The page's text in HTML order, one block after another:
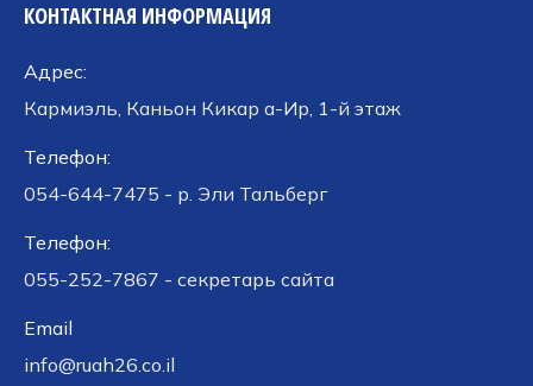
КОНТАКТНАЯ ИНФОРМАЦИЯ
Адрес:
Кармиэль, Каньон Кикар а-Ир, 1-й этаж
Телефон:
054-644-7475 - р. Эли Тальберг
Телефон:
055-252-7867 - секретарь сайта
Email
info@ruah26.co.il